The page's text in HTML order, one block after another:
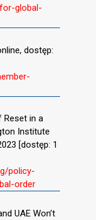
global-
dostęp:
Reset in a
Institute
[dostęp: 1
policy-
order
UAE Won’t